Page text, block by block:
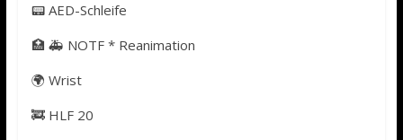
📟 AED-Schleife
🏥 🚑 NOTF * Reanimation
🌍 Wrist
🚒 HLF 20